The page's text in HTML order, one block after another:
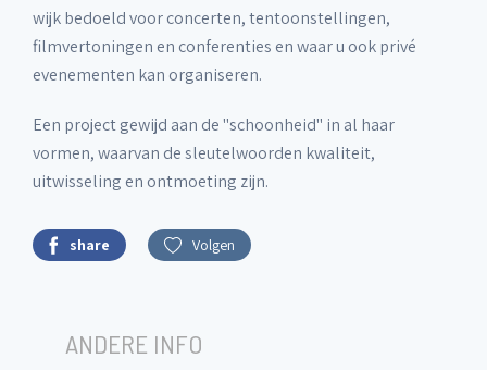
wijk bedoeld voor concerten, tentoonstellingen,
filmvertoningen en conferenties en waar u ook privé
evenementen kan organiseren.
Een project gewijd aan de "schoonheid" in al haar
vormen, waarvan de sleutelwoorden kwaliteit,
uitwisseling en ontmoeting zijn.
share Volgen
ANDERE INFO